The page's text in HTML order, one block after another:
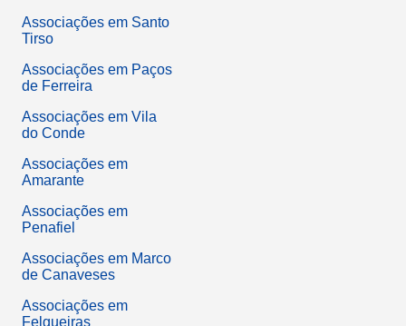
Associações em Santo
Tirso
Associações em Paços
de Ferreira
Associações em Vila
do Conde
Associações em
Amarante
Associações em
Penafiel
Associações em Marco
de Canaveses
Associações em
Felgueiras